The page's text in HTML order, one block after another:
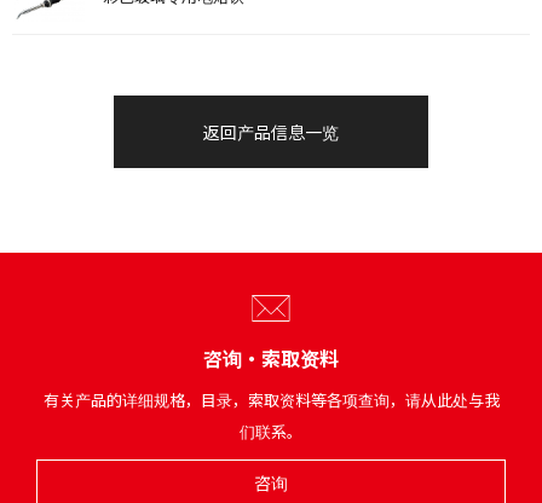
返回产品信息一览
咨询・索取资料
有关产品的详细规格，目录，索取资料等各项查询，请从此处与我
们联系。
咨询